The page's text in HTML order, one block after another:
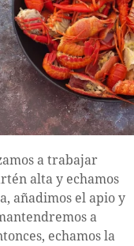
a trabajar
alta y echamos
añadimos el apio y
a
echamos la